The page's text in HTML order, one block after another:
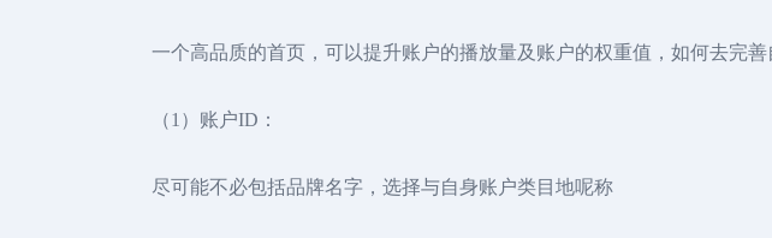
一个高品质的首页，可以提升账户的播放量及账户的权重值，如何去完
（1）账户ID：
尽可能不必包括品牌名字，选择与自身账户类目地呢称